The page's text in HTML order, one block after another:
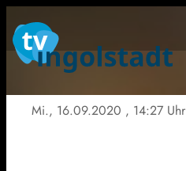
Mi., 16.09.2020 , 14:27 Uhr